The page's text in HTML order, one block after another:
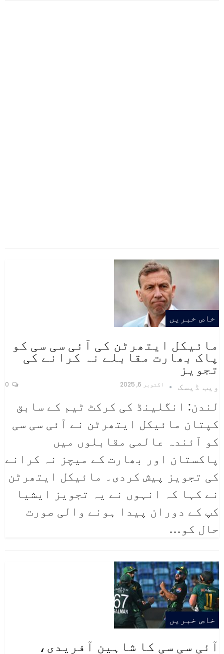
خاص خبریں
مائیکل ایتھرٹن کی آئی سی سی کو
پاک بھارت مقابلے نہ کرانے کی
تجویز
ویب ڈیسک اکتوبر 6, 2025
لندن: انگلینڈ کی کرکٹ ٹیم کے سابق
کپتان مائیکل ایتھرٹن نے آئی سی سی
کو آئندہ عالمی مقابلوں میں
پاکستان اور بھارت کے میچز نہ کرانے
کی تجویز پیش کردی۔ مائیکل ایتھرٹن
نے کہا کہ انہوں نے یہ تجویز ایشیا
کپ کے دوران پیدا ہونے والی صورت
حال کو…
خاص خبریں
آئی سی سی کا شاہین آفریدی،